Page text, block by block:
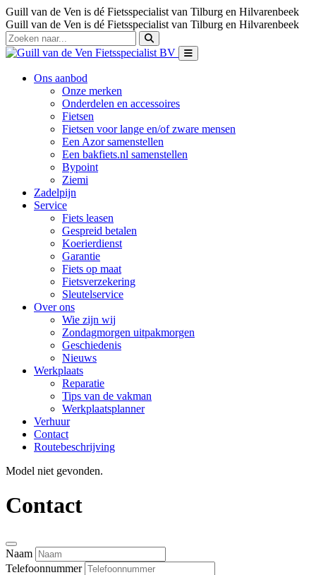
Guill van de Ven is dé Fietsspecialist van Tilburg en Hilvarenbeek
Guill van de Ven is dé Fietsspecialist van Tilburg en Hilvarenbeek
Ons aanbod
Onze merken
Onderdelen en accessoires
Fietsen
Fietsen voor lange en/of zware mensen
Een Azor samenstellen
Een bakfiets.nl samenstellen
Bypoint
Ziemi
Zadelpijn
Service
Fiets leasen
Gespreid betalen
Koerierdienst
Garantie
Fiets op maat
Fietsverzekering
Sleutelservice
Over ons
Wie zijn wij
Zondagmorgen uitpakmorgen
Geschiedenis
Nieuws
Werkplaats
Reparatie
Tips van de vakman
Werkplaatsplanner
Verhuur
Contact
Routebeschrijving
Model niet gevonden.
Contact
Naam
Telefoonnummer